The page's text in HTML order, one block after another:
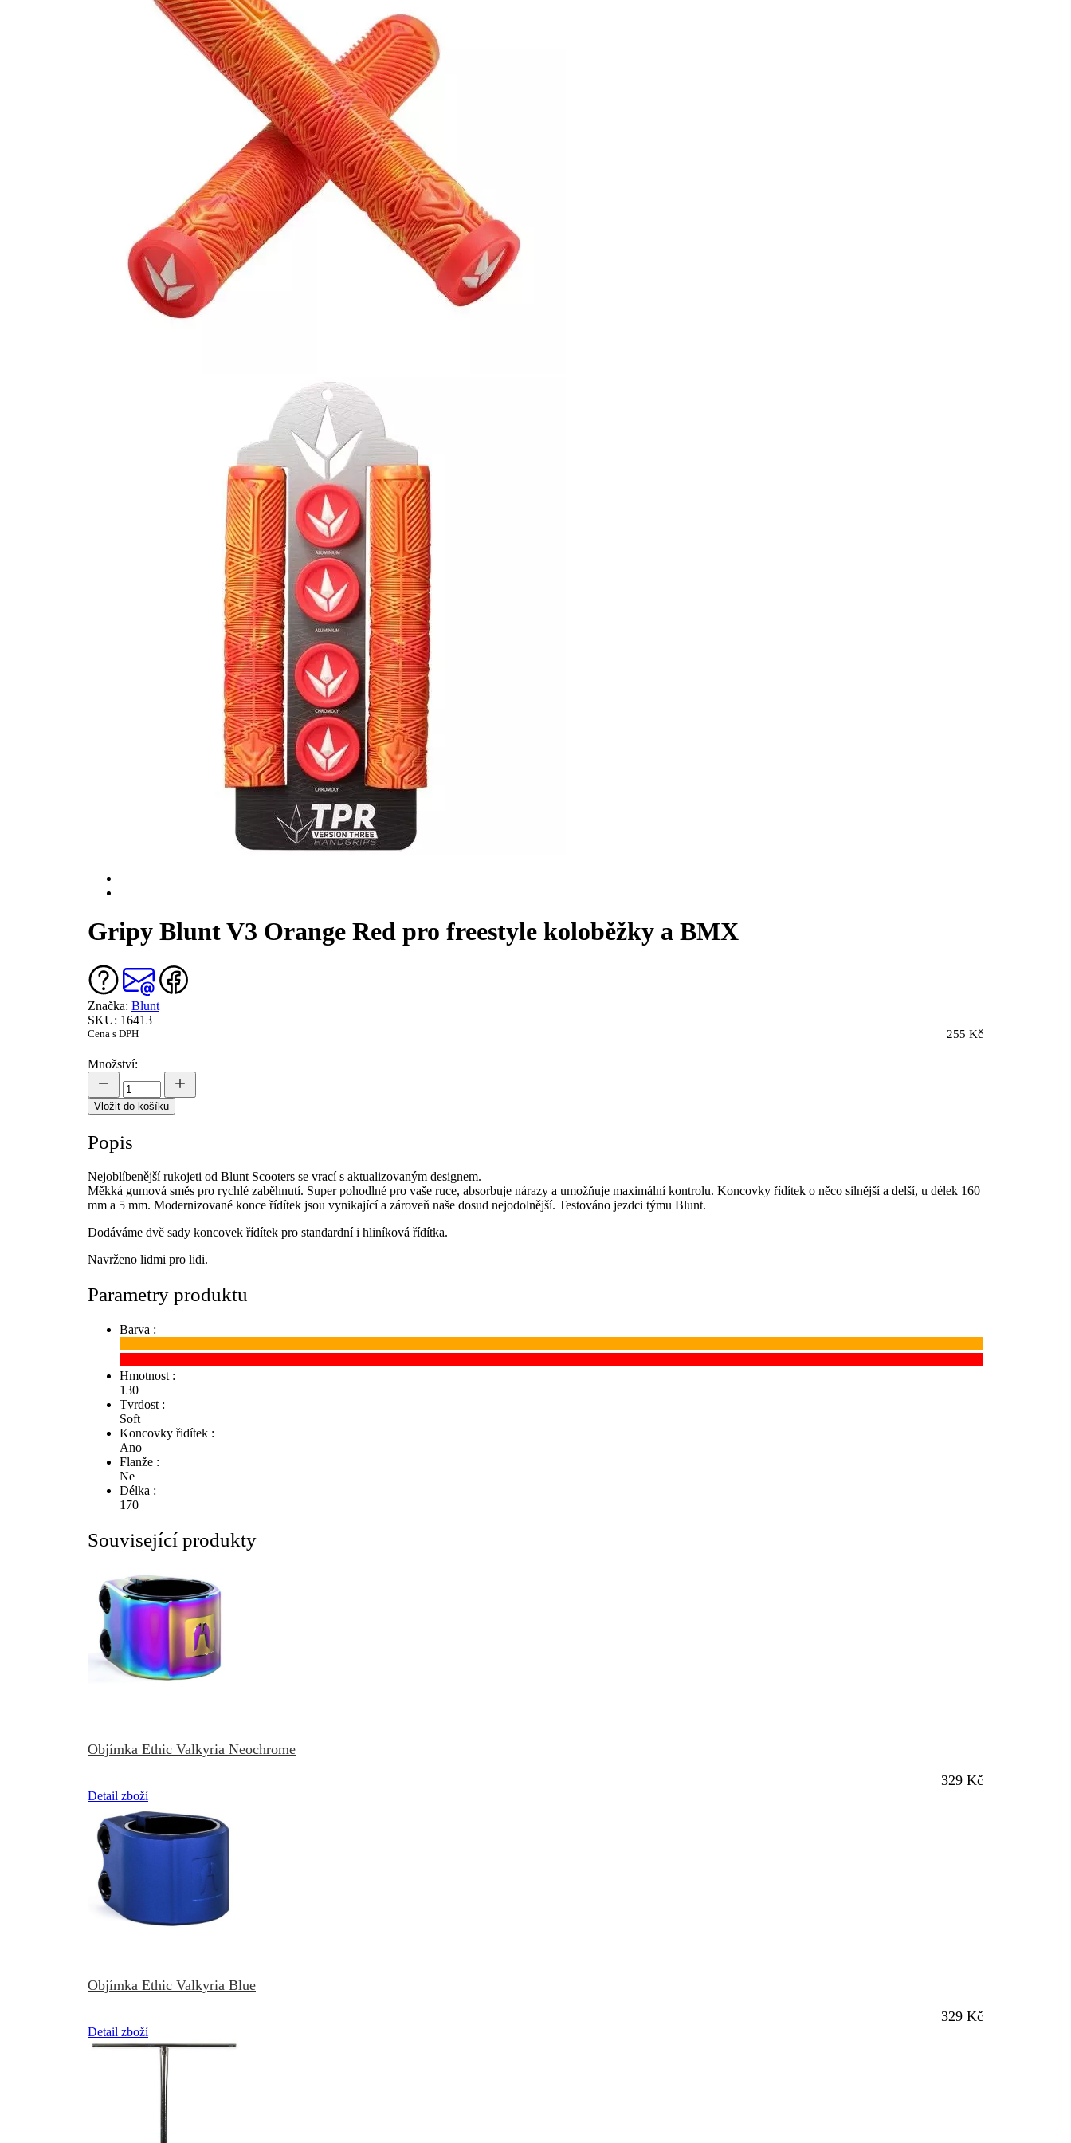
Gripy Blunt V3 Orange Red pro freestyle koloběžky a BMX
Značka: Blunt
SKU: 16413
Cena s DPH 255 Kč
Množství:
Vložit do košíku
Popis
Nejoblíbenější rukojeti od Blunt Scooters se vrací s aktualizovaným designem.
Měkká gumová směs pro rychlé zaběhnutí. Super pohodlné pro vaše ruce, absorbuje nárazy a umožňuje maximální kontrolu. Koncovky řídítek o něco silnější a delší, u délek 160
mm a 5 mm. Modernizované konce řídítek jsou vynikající a zároveň naše dosud nejodolnější. Testováno jezdci týmu Blunt.
Dodáváme dvě sady koncovek řídítek pro standardní i hliníková řídítka.
Navrženo lidmi pro lidi.
Parametry produktu
Barva :
Hmotnost :
130
Tvrdost :
Soft
Koncovky řidítek :
Ano
Flanže :
Ne
Délka :
170
Související produkty
Objímka Ethic Valkyria Neochrome
329 Kč
Detail zboží
Objímka Ethic Valkyria Blue
329 Kč
Detail zboží